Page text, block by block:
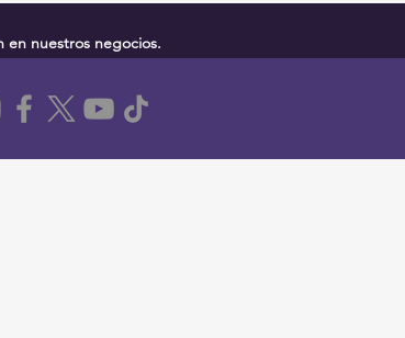
en nuestros negocios.